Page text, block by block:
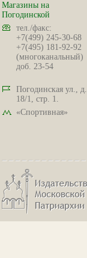
Магазины на
Погодинской
тел./факс:
+7(499) 245-30-68
+7(495) 181-92-92
(многоканальный)
доб. 23-54
Погодинская ул., д.
18/1, стр. 1.
«Спортивная»